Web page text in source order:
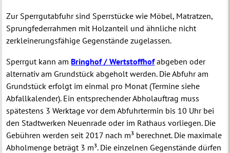
Zur Sperrgutabfuhr sind Sperrstücke wie Möbel, Matratzen,
Sprungfederrahmen mit Holzanteil und ähnliche nicht
zerkleinerungsfähige Gegenstände zugelassen.
Sperrgut kann am Bringhof / Wertstoffhofabgeben oder
alternativ am Grundstück abgeholt werden. Die Abfuhr am
Grundstück erfolgt im einmal pro Monat (Termine siehe
Abfallkalender). Ein entsprechender Abholauftrag muss
spätestens 3 Werktage vor dem Abfuhrtermin bis 10 Uhr bei
den Stadtwerken Neuenrade oder im Rathaus vorliegen. Die
Gebühren werden seit 2017 nach m³ berechnet. Die maximale
Abholmenge beträgt 3 m³. Die einzelnen Gegenstände dürfen